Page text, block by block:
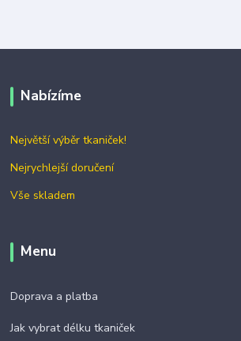
Nabízíme
Největší výběr tkaniček!
Nejrychlejší doručení
Vše skladem
Menu
Doprava a platba
Jak vybrat délku tkaniček